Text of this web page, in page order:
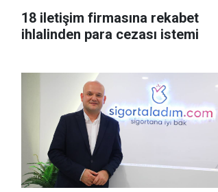
18 iletişim firmasına rekabet
ihlalinden para cezası istemi